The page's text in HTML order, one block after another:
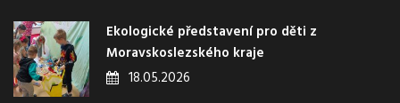
Ekologické představení pro děti z
Moravskoslezského kraje
18.05.2026